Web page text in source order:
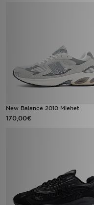
New Balance 2010 Miehet
170,00€